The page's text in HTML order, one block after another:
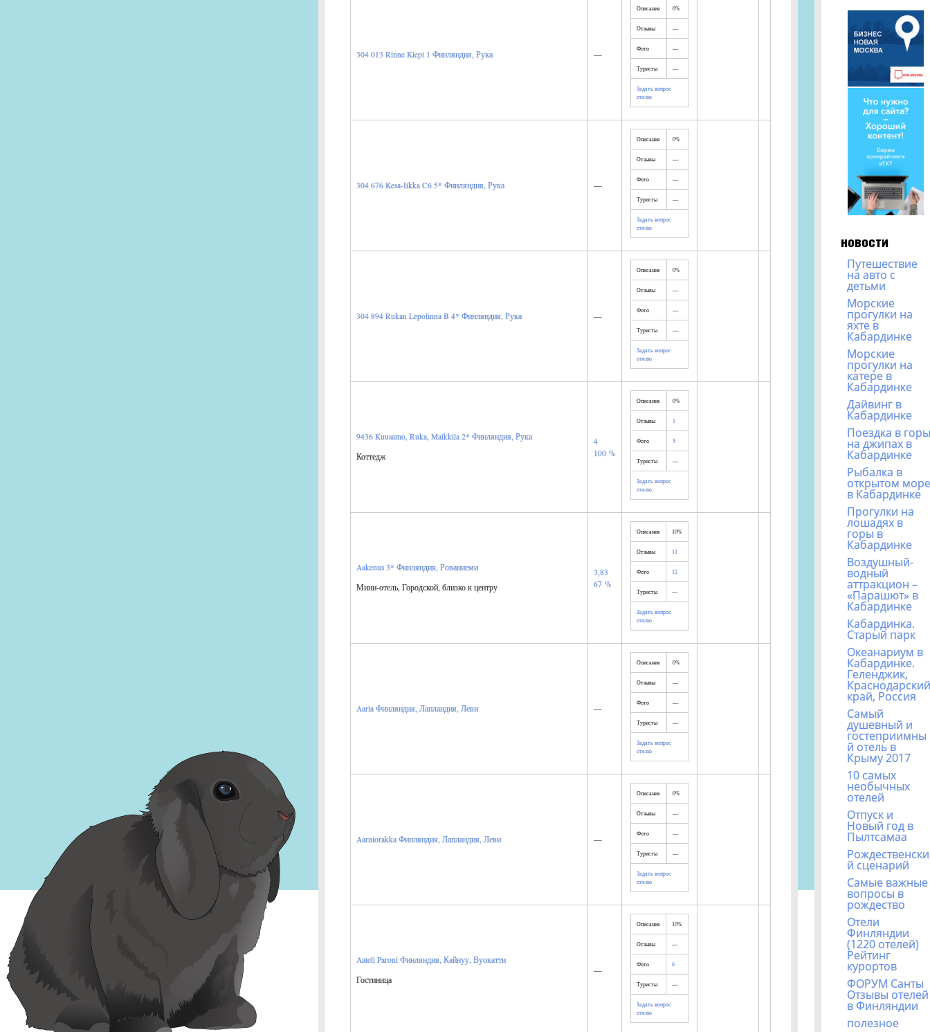
304 013 Rinne Kiepi 1 Финляндия, Рука —
Описание 0%
Отзывы —
Фото —
Туристы —
Задать вопрос
отелю
304 676 Kesa-Iikka C6 5* Финляндия, Рука —
Описание 0%
Отзывы —
Фото —
Туристы —
Задать вопрос
отелю
304 894 Rukan Lepolinna B 4* Финляндия, Рука —
Описание 0%
Отзывы —
Фото —
Туристы —
Задать вопрос
отелю
9436 Kuusamo, Ruka, Maikkila 2* Финляндия, Рука
Коттедж
4
100 %
Описание 0%
Отзывы 1
Фото 5
Туристы —
Задать вопрос
отелю
Aakenus 3* Финляндия, Рованиеми
Мини-отель, Городской, близко к центру
3,83
67 %
Описание 10%
Отзывы 11
Фото 12
Туристы —
Задать вопрос
отелю
Aaria Финляндия, Лапландия, Леви —
Описание 0%
Отзывы —
Фото —
Туристы —
Задать вопрос
отелю
Aarniorakka Финляндия, Лапландия, Леви —
Описание 0%
Отзывы —
Фото —
Туристы —
Задать вопрос
отелю
Aateli Paroni Финляндия, Кайнуу, Вуокатти
Гостиница
—
Описание 10%
Отзывы —
Фото 6
Туристы —
Задать вопрос
отелю
новости
Путешествие
на авто с
детьми
Морские
прогулки на
яхте в
Кабардинке
Морские
прогулки на
катере в
Кабардинке
Дайвинг в
Кабардинке
Поездка в горы
на джипах в
Кабардинке
Рыбалка в
открытом море
в Кабардинке
Прогулки на
лошадях в
горы в
Кабардинке
Воздушный-
водный
аттракцион –
«Парашют» в
Кабардинке
Кабардинка.
Старый парк
Океанариум в
Кабардинке.
Геленджик,
Краснодарский
край, Россия
Самый
душевный и
гостеприимны
й отель в
Крыму 2017
10 самых
необычных
отелей
Отпуск и
Новый год в
Пылтсамаа
Рождественски
й сценарий
Самые важные
вопросы в
рождество
Отели
Финляндии
(1220 отелей)
Рейтинг
курортов
ФОРУМ Санты
Отзывы отелей
в Финляндии
полезное